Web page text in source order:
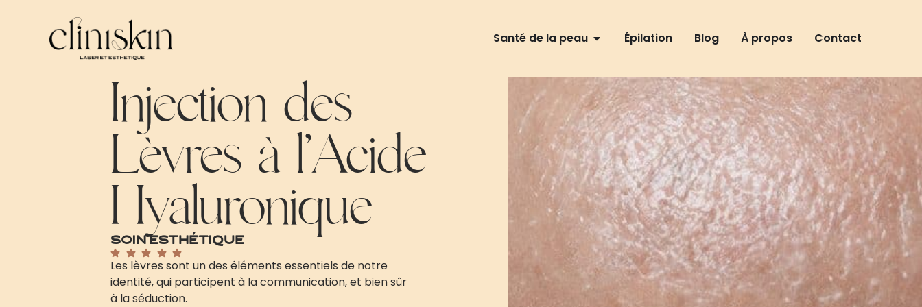
Santé de la peau Épilation Blog À propos Contact
Injection des
Lèvres à l’Acide
Hyaluronique
Soin esthétique
Les lèvres sont un des éléments essentiels de notre
identité, qui participent à la communication, et bien sûr
à la séduction.